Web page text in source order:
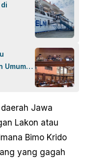
Umum
Jawa
Lakon atau
Bimo Krido
yang gagah